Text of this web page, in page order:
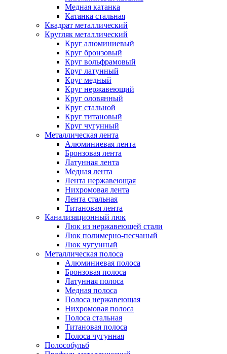
Медная катанка
Катанка стальная
Квадрат металлический
Кругляк металлический
Круг алюминиевый
Круг бронзовый
Круг вольфрамовый
Круг латунный
Круг медный
Круг нержавеющий
Круг оловянный
Круг стальной
Круг титановый
Круг чугунный
Металлическая лента
Алюминиевая лента
Бронзовая лента
Латунная лента
Медная лента
Лента нержавеющая
Нихромовая лента
Лента стальная
Титановая лента
Канализационный люк
Люк из нержавеющей стали
Люк полимерно-песчаный
Люк чугунный
Металлическая полоса
Алюминиевая полоса
Бронзовая полоса
Латунная полоса
Медная полоса
Полоса нержавеющая
Нихромовая полоса
Полоса стальная
Титановая полоса
Полоса чугунная
Полособульб